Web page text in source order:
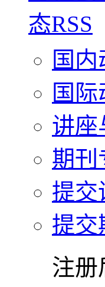
国内
国际
讲座
期刊
提交
提交
注册